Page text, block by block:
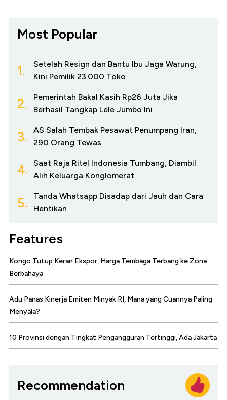
Most Popular
1.
Setelah Resign dan Bantu Ibu Jaga Warung,
Kini Pemilik 23.000 Toko
2.
Pemerintah Bakal Kasih Rp26 Juta Jika
Berhasil Tangkap Lele Jumbo Ini
3.
AS Salah Tembak Pesawat Penumpang Iran,
290 Orang Tewas
4.
Saat Raja Ritel Indonesia Tumbang, Diambil
Alih Keluarga Konglomerat
5.
Tanda Whatsapp Disadap dari Jauh dan Cara
Hentikan
Features
Kongo Tutup Keran Ekspor, Harga Tembaga Terbang ke Zona
Berbahaya
Adu Panas Kinerja Emiten Minyak RI, Mana yang Cuannya Paling
Menyala?
10 Provinsi dengan Tingkat Pengangguran Tertinggi, Ada Jakarta
Recommendation